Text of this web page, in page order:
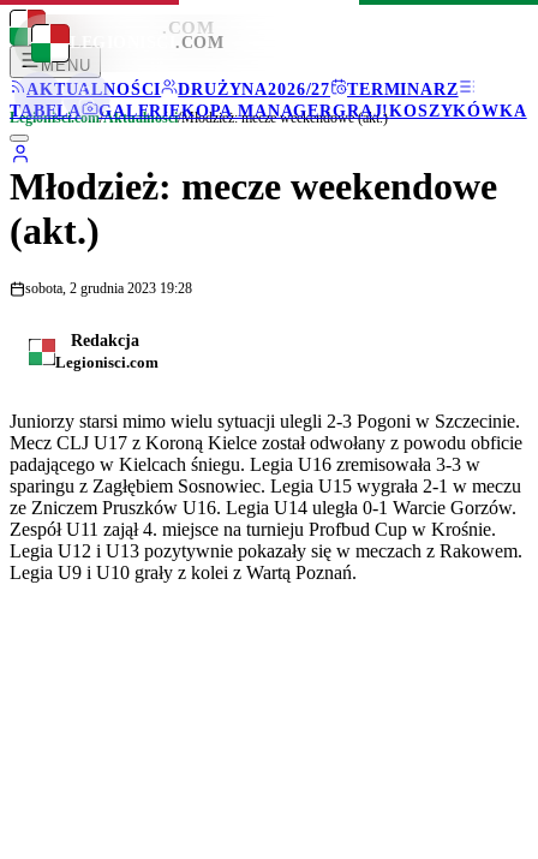
LEGIONISCI .COM
MENU
AKTUALNOŚCI
DRUŻYNA2026/27
TERMINARZ
TABELA
GALERIEKOPA MANAGERGRAJ!KOSZYKÓWKA
LEGIONISCI .COM
Legionisci.com/Aktualności/Młodzież: mecze weekendowe (akt.)
Młodzież: mecze weekendowe
(akt.)
sobota, 2 grudnia 2023 19:28
Redakcja
Legionisci.com
Juniorzy starsi mimo wielu sytuacji ulegli 2-3 Pogoni w Szczecinie.
Mecz CLJ U17 z Koroną Kielce został odwołany z powodu obficie
padającego w Kielcach śniegu. Legia U16 zremisowała 3-3 w
sparingu z Zagłębiem Sosnowiec. Legia U15 wygrała 2-1 w meczu
ze Zniczem Pruszków U16. Legia U14 uległa 0-1 Warcie Gorzów.
Zespół U11 zajął 4. miejsce na turnieju Profbud Cup w Krośnie.
Legia U12 i U13 pozytywnie pokazały się w meczach z Rakowem.
Legia U9 i U10 grały z kolei z Wartą Poznań.